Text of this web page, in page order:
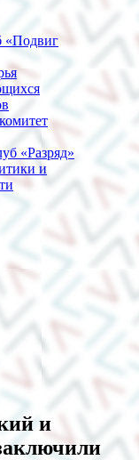
«Подвиг
«Разряд»
и
и